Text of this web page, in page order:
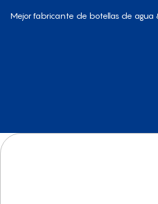
Mejor fabricante de botellas de agua